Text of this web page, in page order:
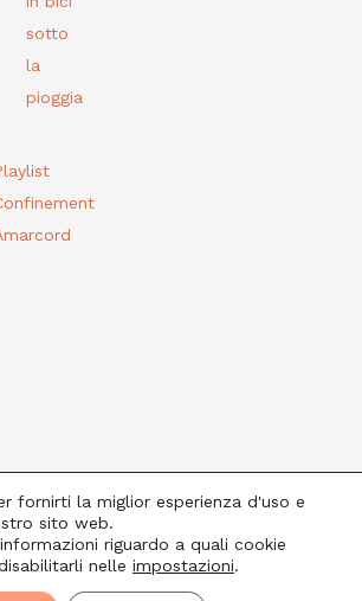
sotto
la
pioggia
fornirti la miglior esperienza d'uso e
sito web.
riguardo a quali cookie
nelle impostazioni.